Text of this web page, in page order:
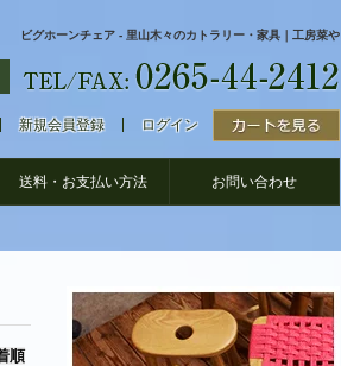
ビグホーンチェア - 里山木々のカトラリー・家具｜工房菜や
新規会員登録 ログイン
送料・お支払い方法 お問い合わせ
順